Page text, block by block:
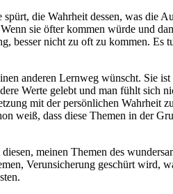
die Wahrheit dessen, was die
sie öfter kommen würde und
besser nicht zu oft zu kommen.
anderen Lernweg wünscht. Sie
Werte gelebt und man fühlt sich
mit der persönlichen Wahrheit
weiß, dass diese Themen in der
meinen Themen des
Verunsicherung geschürt wird,